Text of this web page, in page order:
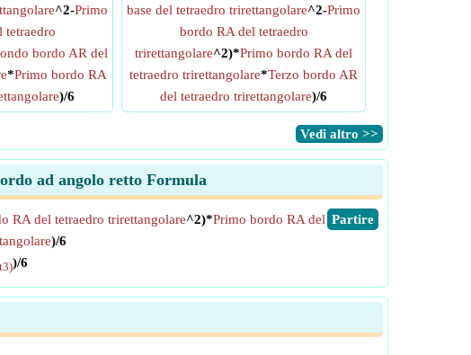
^2-Primo
tetraedro
bordo AR del
*Primo bordo RA
)/6
base del tetraedro trirettangolare^2-Primo
bordo RA del tetraedro
trirettangolare^2)*Primo bordo RA del
tetraedro trirettangolare*Terzo bordo AR
del tetraedro trirettangolare)/6
​Vedi altro >>
ad angolo retto Formula
​Partire
RA del tetraedro trirettangolare^2)*Primo bordo RA del
)/6
)/6